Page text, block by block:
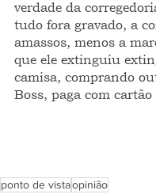
verdade da
tudo fora gravado, a
amassos, menos a
que ele extinguiu
camisa, comprando
Boss, paga com
ponto de vistaopinião